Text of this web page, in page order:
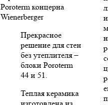
Poroterm концерна
Wienerberger
Прекрасное
решение для стен
без утеплителя –
блоки Poroterm
44 и 51.
Теплая керамика